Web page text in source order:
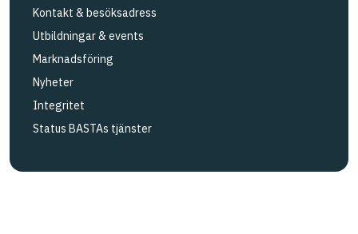
Kontakt & besöksadress
Utbildningar & events
Marknadsföring
Nyheter
Integritet
Status BASTAs tjänster